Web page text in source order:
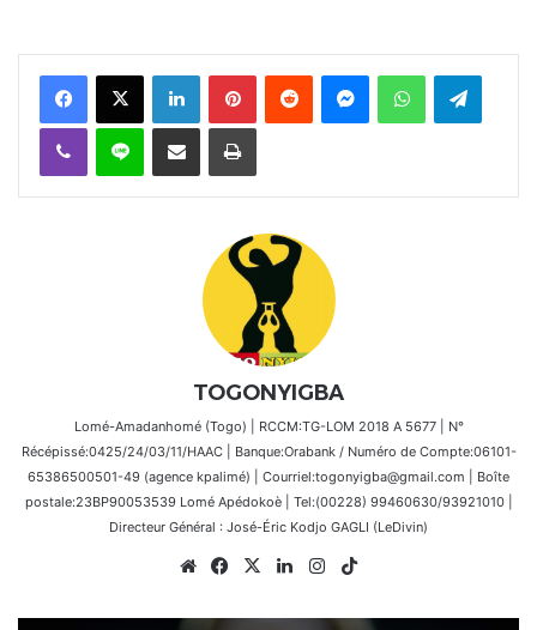
FacebookX Linkedin PinterestReddit MessengerWhatsAppTelegram
Viber Ligne Partager par email Imprimer
TOGONYIGBA
Lomé-Amadanhomé (Togo) | RCCM:TG-LOM 2018 A 5677 | N°
Récépissé:0425/24/03/11/HAAC | Banque:Orabank / Numéro de Compte:06101-
65386500501-49 (agence kpalimé) | Courriel:togonyigba@gmail.com | Boîte
postale:23BP90053539 Lomé Apédokoè | Tel:(00228) 99460630/93921010 |
Directeur Général : José-Éric Kodjo GAGLI (LeDivin)
WebsiteFacebook
X LinkedinInstagram